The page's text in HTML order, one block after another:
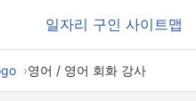
일자리 구인 사이트맵
영어 / 영어 회화 강사